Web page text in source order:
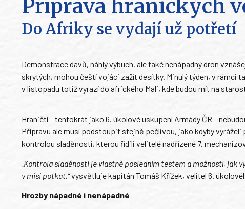
Příprava hranických
Do Afriky se vydají už potřetí
Demonstrace davů, náhlý výbuch, ale také nenápadný dron
skrytých, mohou čeští vojáci zažít desítky. Minulý týden, v
v listopadu totiž vyrazí do afrického Mali, kde budou mít na
Hraničtí – tentokrát jako 6. úkolové uskupení Armády ČR –
Přípravu ale musí podstoupit stejně pečlivou, jako kdyby
kontrolou sladěnosti, kterou řídili velitelé nadřízené 7.
„Kontrola sladěnosti je vlastně posledním testem a možností,
v misi potkat,“vysvětluje kapitán Tomáš Křížek, velitel 6.
Hrozby nápadné i nenápadné